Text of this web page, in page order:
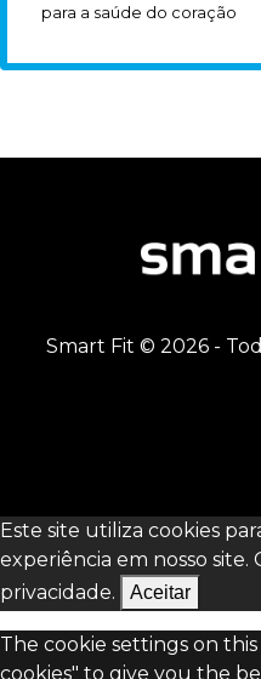
para a saúde do coração
Smart Fit © 2026 -
Este site utiliza cookies
experiência em nosso site.
privacidade.
Aceitar
The cookie settings on
cookies" to give you the